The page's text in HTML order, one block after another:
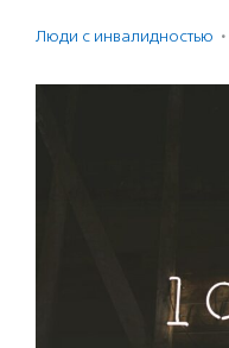
Люди с инвалидностью ·